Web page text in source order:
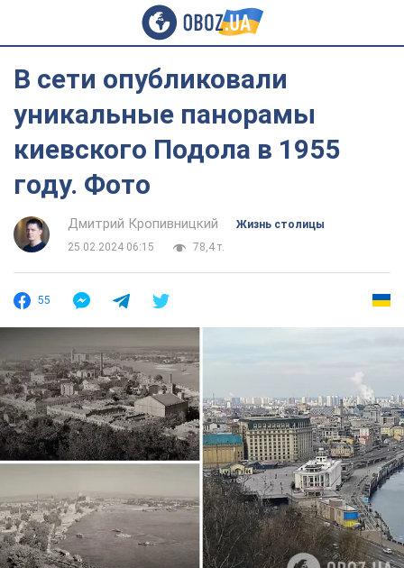
В сети опубликовали
уникальные панорамы
киевского Подола в 1955
году. Фото
Дмитрий Кропивницкий
Жизнь столицы
25.02.2024 06:15
78,4 т.
55